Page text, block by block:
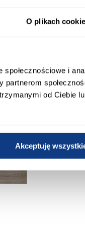
O plikach
i
od Ciebie
Akceptuję